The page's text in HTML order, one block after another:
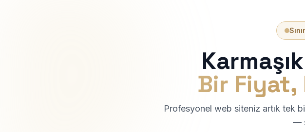
Bir Fiyat,
Profesyonel web siteniz artık tek
—